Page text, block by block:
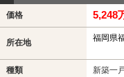
価格 5,248
所在地 福岡県
種類 新築一